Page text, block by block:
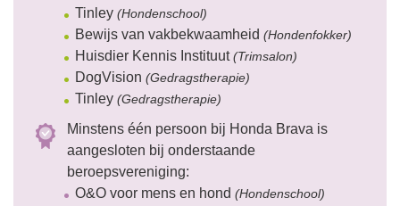
Tinley (Hondenschool)
Bewijs van vakbekwaamheid (Hondenfokker)
Huisdier Kennis Instituut(Trimsalon)
DogVision (Gedragstherapie)
Tinley (Gedragstherapie)
Minstens één persoon bij Honda Brava is
aangesloten bij onderstaande
beroepsvereniging:
O&O voor mens en hond (Hondenschool)